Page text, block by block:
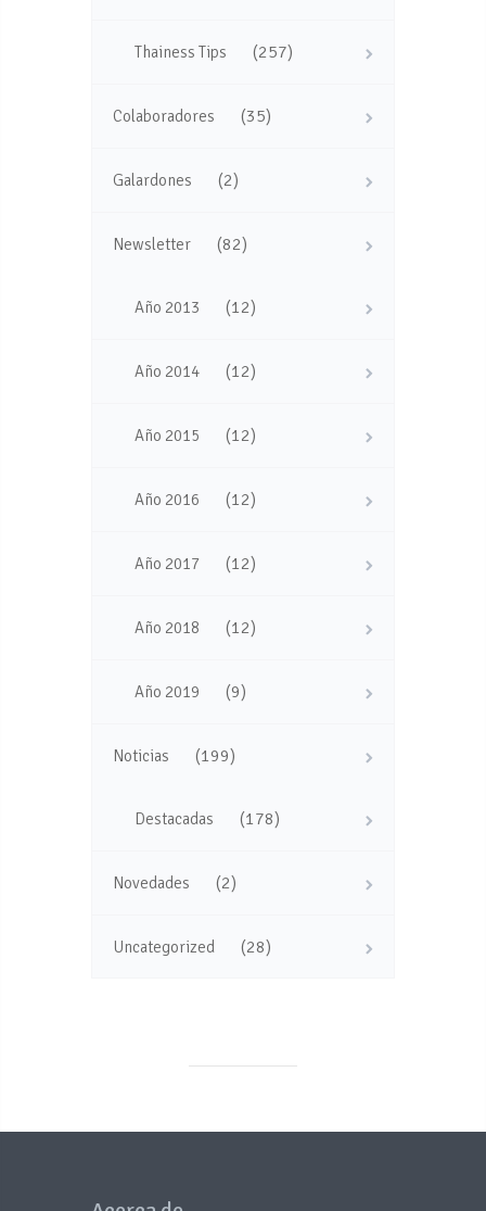
Thainess Tips (257)
Colaboradores (35)
Galardones (2)
Newsletter (82)
Año 2013 (12)
Año 2014 (12)
Año 2015 (12)
Año 2016 (12)
Año 2017 (12)
Año 2018 (12)
Año 2019 (9)
Noticias (199)
Destacadas (178)
Novedades (2)
Uncategorized (28)